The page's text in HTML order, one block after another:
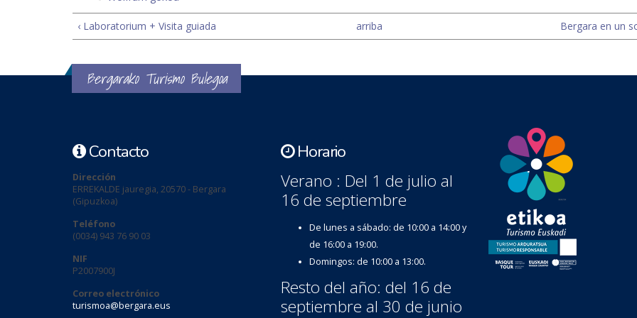
‹ Laboratorium + Visita guiada arriba Bergara en un
Bergarako Turismo Bulegoa
Contacto
Dirección
ERREKALDE jauregia, 20570 - Bergara
(Gipuzkoa)
Teléfono
(0034) 943 76 90 03
NIF
P2007900J
Correo electrónico
turismoa@bergara.eus
Horario
Verano : Del 1 de julio al
16 de septiembre
De lunes a sábado: de 10:00 a 14:00 y
de 16:00 a 19:00.
Domingos: de 10:00 a 13:00.
Resto del año: del 16 de
septiembre al 30 de junio